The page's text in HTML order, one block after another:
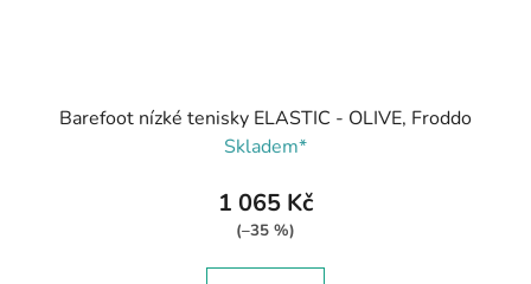
Barefoot nízké tenisky ELASTIC - OLIVE, Froddo
Skladem*
1 065 Kč
(–35 %)